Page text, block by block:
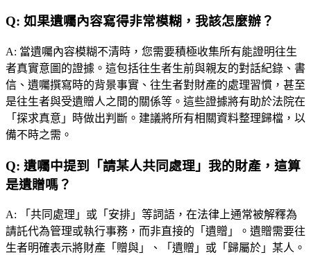
Q: 如果遺囑內容寫得非常模糊，我該怎麼辦？
A: 當遺囑內容模糊不清時，您需要積極收集所有能證明往生
者真實意圖的證據。這包括往生者生前與親友的對話紀錄、書
信、遺囑撰寫時的背景事實、往生者對財產的處理習慣，甚至
是往生者與受遺贈人之間的關係等。這些證據將有助於法院在
「探求真意」時做出判斷。建議將所有相關資料整理歸檔，以
備不時之需。
Q: 遺囑中提到「請某人共同處理」我的財產，這算
是遺贈嗎？
A:
「共同處理」或「安排」等詞語，在法律上通常被解釋為
請託代為管理或執行事務，而非直接的「遺贈」。遺贈需要往
生者明確表示將財產「贈與」、「遺贈」或「歸屬於」某人。